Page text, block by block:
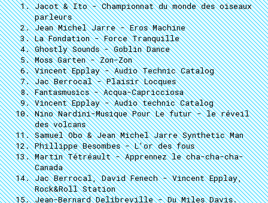
Jacot & Ito- Championnat du monde des oiseaux
parleurs
Jean Michel Jarre- Eros Machine
La Fondation- Force Tranquille
Ghostly Sounds- Goblin Dance
Moss Garten- Zon-Zon
Vincent Epplay- Audio Technic Catalog
Jac Berrocal- Plaisir Locques
Fantasmusics- Acqua-Capricciosa
Vincent Epplay- Audio technic Catalog
Nino Nardini-Musique Pour Le futur- le réveil
des volcans
Samuel Obo & Jean Michel Jarre Synthetic Man
Phillippe Besombes- L'or des fous
Martin Tétréault- Apprennez le cha-cha-cha-
Canada
Jac Berrocal, David Fenech- Vincent Epplay,
Rock&Roll Station
Jean-Bernard Delibreville- Du Miles Davis.